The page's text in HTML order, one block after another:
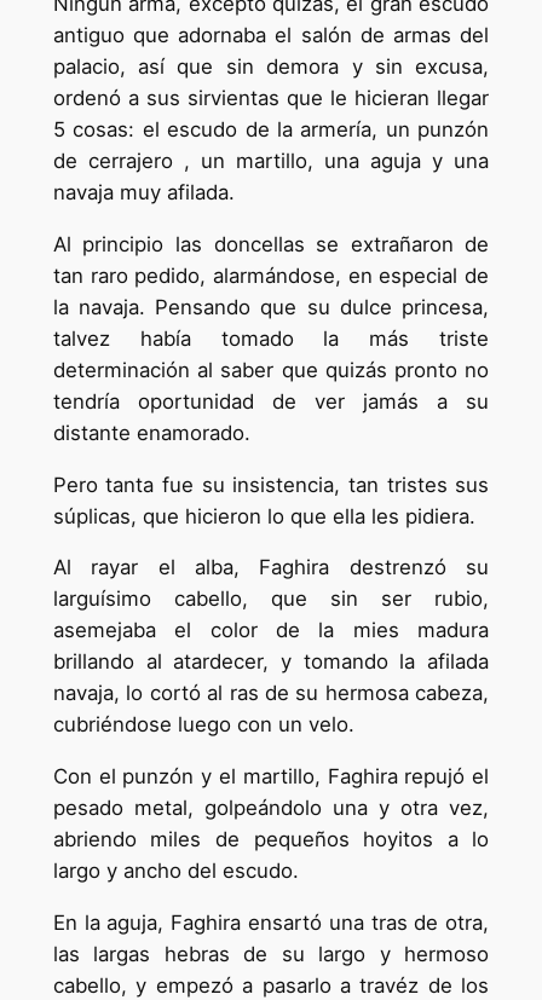
antiguo que adornaba el salón de armas del
palacio, así que sin demora y sin excusa,
ordenó a sus sirvientas que le hicieran llegar
5 cosas: el escudo de la armería, un punzón
de cerrajero , un martillo, una aguja y una
navaja muy afilada.
Al principio las doncellas se extrañaron de
tan raro pedido, alarmándose, en especial de
la navaja. Pensando que su dulce princesa,
talvez había tomado la más triste
determinación al saber que quizás pronto no
tendría oportunidad de ver jamás a su
distante enamorado.
Pero tanta fue su insistencia, tan tristes sus
súplicas, que hicieron lo que ella les pidiera.
Al rayar el alba, Faghira destrenzó su
larguísimo cabello, que sin ser rubio,
asemejaba el color de la mies madura
brillando al atardecer, y tomando la afilada
navaja, lo cortó al ras de su hermosa cabeza,
cubriéndose luego con un velo.
Con el punzón y el martillo, Faghira repujó el
pesado metal, golpeándolo una y otra vez,
abriendo miles de pequeños hoyitos a lo
largo y ancho del escudo.
En la aguja, Faghira ensartó una tras de otra,
las largas hebras de su largo y hermoso
cabello, y empezó a pasarlo a travéz de los